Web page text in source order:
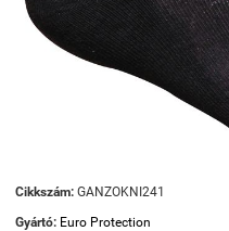
Cikkszám: GANZOKNI241
Gyártó: Euro Protection